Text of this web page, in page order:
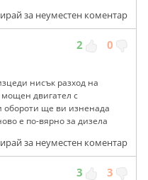
за неуместен коментар
2 0
нисък разход на
двигател с
ще ви изненада
е по-вярно за дизела
за неуместен коментар
3 3